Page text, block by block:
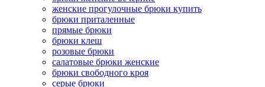
женские прогулочные брюки купить
брюки приталенные
прямые брюки
брюки клеш
розовые брюки
салатовые брюки женские
брюки свободного кроя
серые брюки